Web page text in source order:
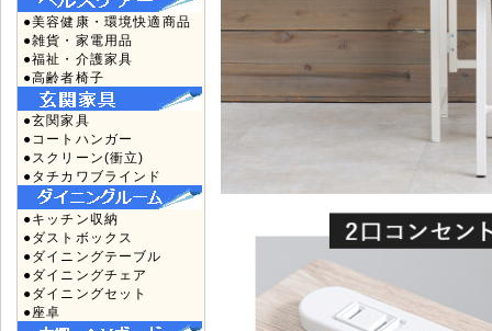
●美容健康・環境快適商品
●雑貨・家電用品
●福祉・介護家具
●高齢者椅子
●玄関家具
●コートハンガー
●スクリーン(衝立)
●タチカワブラインド
●キッチン収納
●ダストボックス
●ダイニングテーブル
●ダイニングチェア
●ダイニングセット
●座卓